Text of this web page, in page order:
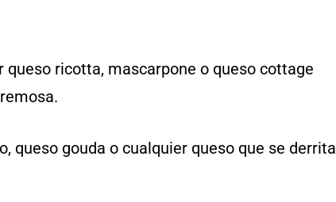
ricotta, mascarpone o queso cottage
queso gouda o cualquier queso que se derrita